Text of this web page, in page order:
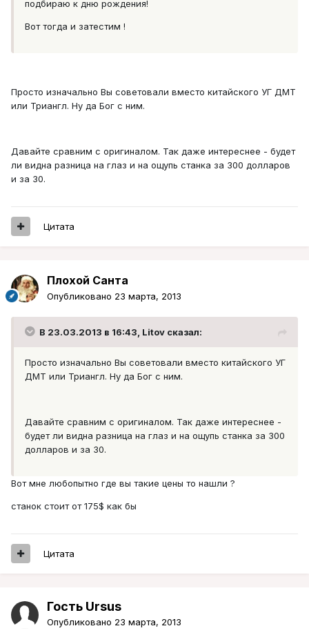
подбираю к дню рождения!
Вот тогда и затестим !
Просто изначально Вы советовали вместо китайского УГ ДМТ
или Триангл. Ну да Бог с ним.
Давайте сравним с оригиналом. Так даже интереснее - будет
ли видна разница на глаз и на ощупь станка за 300 долларов
и за 30.
Цитата
Плохой Санта
Опубликовано 23 марта, 2013
В 23.03.2013 в 16:43, Litov сказал:
Просто изначально Вы советовали вместо китайского УГ
ДМТ или Триангл. Ну да Бог с ним.
Давайте сравним с оригиналом. Так даже интереснее -
будет ли видна разница на глаз и на ощупь станка за 300
долларов и за 30.
Вот мне любопытно где вы такие цены то нашли ?
станок стоит от 175$ как бы
Цитата
Гость Ursus
Опубликовано 23 марта, 2013